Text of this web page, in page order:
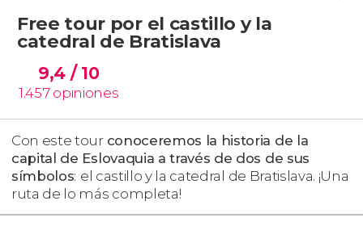
Free tour por el castillo y la
catedral de Bratislava
9,4 / 10
1.457 opiniones
Con este tour conoceremos la historia de la
capital de Eslovaquia a través de dos de sus
símbolos: el castillo y la catedral de Bratislava. ¡Una
ruta de lo más completa!